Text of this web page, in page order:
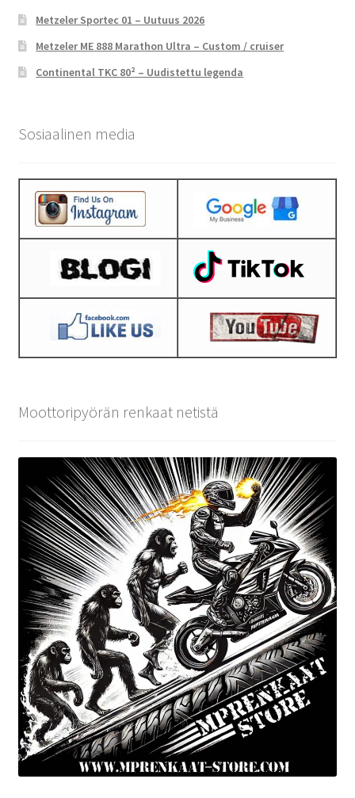
Metzeler Sportec 01 – Uutuus 2026
Metzeler ME 888 Marathon Ultra – Custom / cruiser
Continental TKC 80² – Uudistettu legenda
Sosiaalinen media
Moottoripyörän renkaat netistä